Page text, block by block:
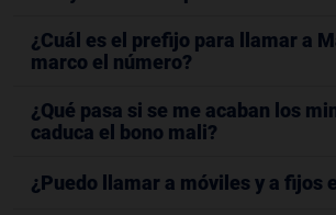
¿Cuál es el prefijo para llamar a
marco el número?
¿Qué pasa si se me acaban los
caduca el bono mali?
¿Puedo llamar a móviles y a fijos